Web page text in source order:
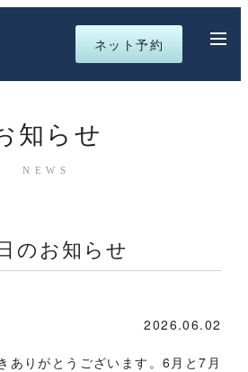
ネット予約
知らせ
NEWS
のお知らせ
2026.06.02
ありがとうございます。6月と7月